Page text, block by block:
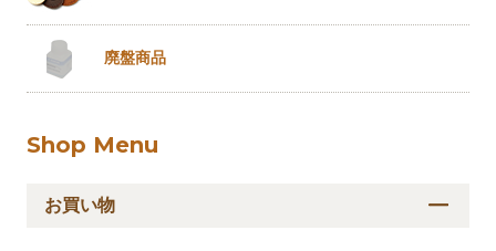
廃盤商品
Shop Menu
お買い物